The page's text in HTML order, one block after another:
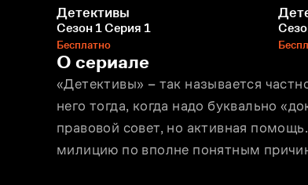
Детективы
Сезон 1 Серия 1
Бесплатно
О сериале
«Детективы» – так называется
него тогда, когда надо буквально
правовой совет, но активная
милицию по вполне понятным